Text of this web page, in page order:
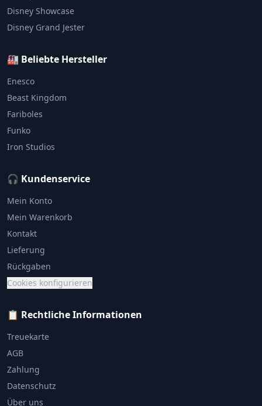
Disney Showcase
Disney Grand Jester
🏭 Beliebte Hersteller
Enesco
Beast Kingdom
Fariboles
Funko
Iron Studios
🎧 Kundenservice
Mein Konto
Mein Warenkorb
Kontakt
Lieferung
Rückgaben
Cookies konfigurieren
📋 Rechtliche Informationen
Treuekarte
AGB
Zahlung
Datenschutz
Über uns